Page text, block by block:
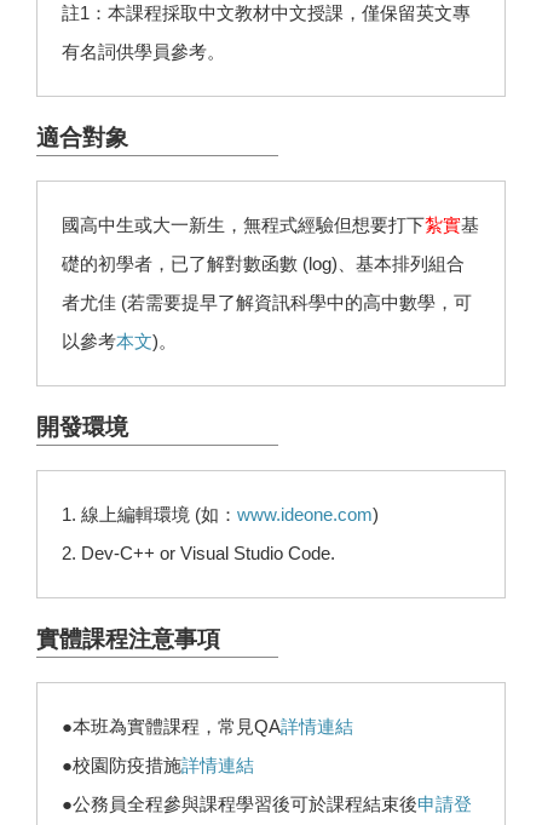
註1：本課程採取中文教材中文授課，僅保留英文專
有名詞供學員參考。
適合對象
國高中生或大一新生，無程式經驗但想要打下紮實基
礎的初學者，已了解對數函數 (log)、基本排列組合
者尤佳 (若需要提早了解資訊科學中的高中數學，可
以參考本文)。
開發環境
1. 線上編輯環境 (如： www.ideone.com)
2. Dev-C++ or Visual Studio Code.
實體課程注意事項
●本班為實體課程，常見QA詳情連結
●校園防疫措施詳情連結
●公務員全程參與課程學習後可於課程結束後申請登